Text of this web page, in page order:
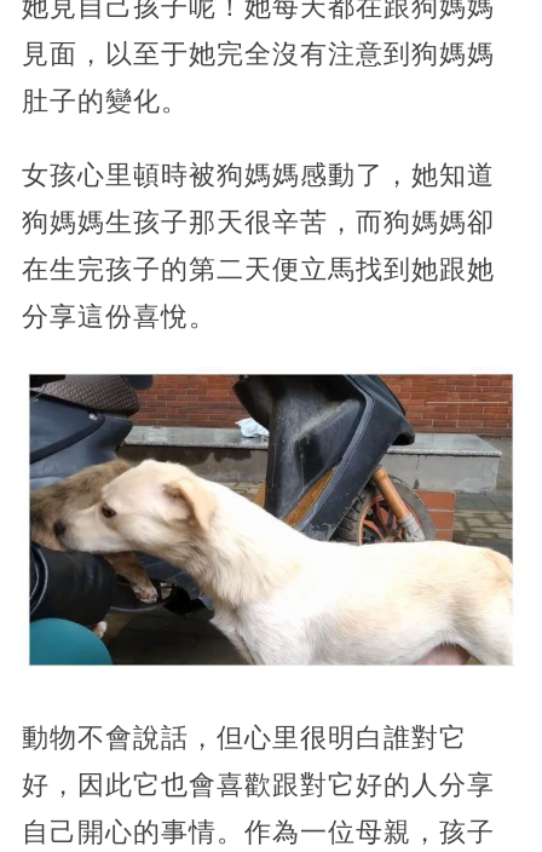
她見自己孩子呢！她每天都在跟狗媽媽
見面，以至于她完全沒有注意到狗媽媽
肚子的變化。
女孩心里頓時被狗媽媽感動了，她知道
狗媽媽生孩子那天很辛苦，而狗媽媽卻
在生完孩子的第二天便立馬找到她跟她
分享這份喜悅。
動物不會說話，但心里很明白誰對它
好，因此它也會喜歡跟對它好的人分享
自己開心的事情。作為一位母親，孩子